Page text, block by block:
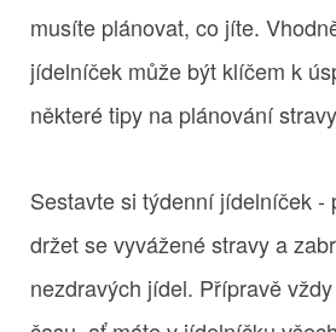
musíte plánovat, co jíte.
jídelníček může být klíčem k
některé tipy na plánování
Sestavte si týdenní jídelníček -
držet se vyvážené stravy a
nezdravých jídel. Přípravě